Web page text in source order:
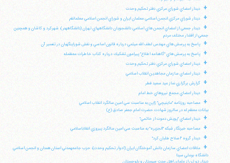
+ ديدار اعضاي شوراي مركزي دفتر تحكيم وحدت
+ ديدار شوراي مركزي انجمن اسلامي معلمان ايران و شوراي انجمن اسلامي معلمانقم
+
ديدار جمعي از اعضاي انجمن هاي اسلامي دانشجويان دانشگاههاي تهران (دانشگاههنر)، شهركرد و كاشان و همچنين
جمعي از اقشار مختلف مردم
+ پاسخ به پرسش هاي مهندس لطف الله ميثمي درباره قانون اساسي و نقش شوراينگهبان در تفسير آن
+ پاسخ به پرسش هاي "گاهنامه اطلاع" پيرامون تشكيك درباره كتاب خاطرات معظمله
+ ديدار اعضاي شوراي مركزي دفتر تحكيم وحدت
+ ديدار اعضاي سازمان مجاهدين انقلاب اسلامي
+ گزارش برگزاري نماز عيد سعيد فطر
+ ديدار اعضاي مجمع نيروهاي خط امام
+
مصاحبه روزنامه "ماينيچي" ژاپن به مناسبت سي امين سالگرد انقلاب اسلامي
بيانات معظم له در سالروز شهادت حضرت امام جعفر صادق (ع)
+ ديدار اعضاي "پويش دعوت از خاتمي"
+ مصاحبه خبرنگار شبكه "الجزيره" به مناسبت سي امين سالگرد پيروزي انقلاباسلامي
+ ديدار گروه "اصلاح طلبان كرد"
+
ملاقات اعضاي سازمان دانش آموختگان ايران (ادوار تحكيم وحدت)، حزب جامعهمدني استان همدان و انجمن اسلامي
دانشگاه بوعلي سينا
ديدار دو تن از علماي اهل سنت سيستان و بلوچستان